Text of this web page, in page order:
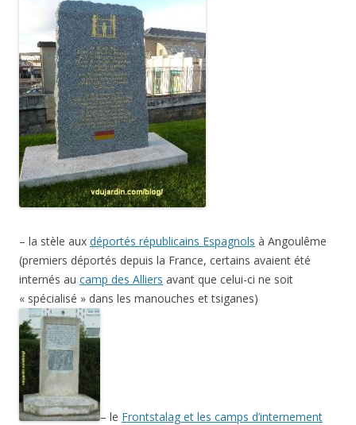
– la stèle aux déportés républicains Espagnols à Angoulême
(premiers déportés depuis la France, certains avaient été
internés au camp des Alliers avant que celui-ci ne soit
« spécialisé » dans les manouches et tsiganes)
– le Frontstalag et les camps d’internement